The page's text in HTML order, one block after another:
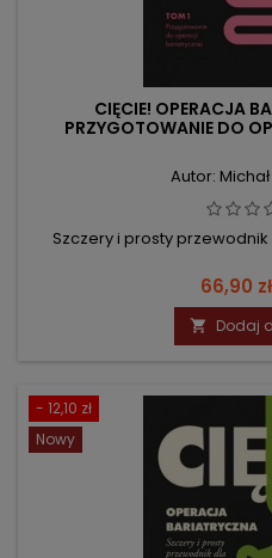
CIĘCIE! OPERACJA
PRZYGOTOWANIE DO
Autor:
Szczery i prosty
Cena
66,90 zł
 Dodaj
- 12,10 zł
Nowy